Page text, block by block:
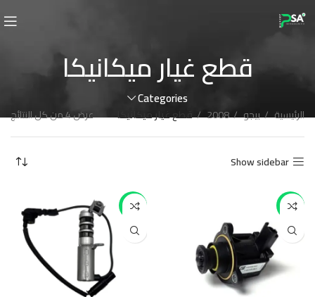
قطع غيار ميكانيكا
Categories
الرئيسية بيجو 2008 قطع غيار ميكانيكا عرض ⁦4⁩ من كل النتائج
Show sidebar
-8%
-11%